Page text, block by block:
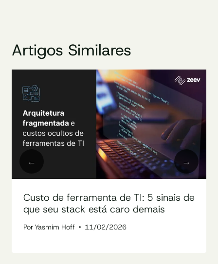
Artigos Similares
Custo de ferramenta de TI: 5 sinais de
que seu stack está caro demais
Por Yasmim Hoff 11/02/2026